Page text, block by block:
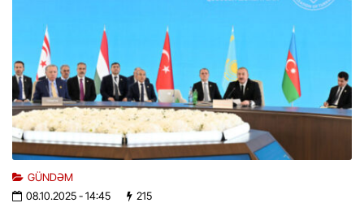
GÜNDƏM
08.10.2025- 14:45 215